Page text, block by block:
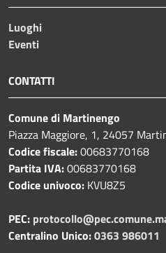
Luoghi
Eventi
CONTATTI
Comune di Martinengo
Piazza Maggiore, 1, 24057
Codice fiscale:00683770168
Partita IVA:00683770168
Codice univoco: KVU8Z5
PEC:
Centralino Unico:0363 986011